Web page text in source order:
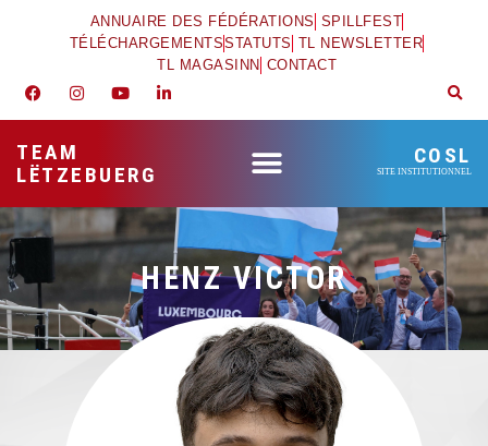
ANNUAIRE DES FÉDÉRATIONS SPILLFEST
TÉLÉCHARGEMENTSSTATUTS TL NEWSLETTER
TL MAGASINN CONTACT
TEAM
LËTZEBUERG
COSL
SITE INSTITUTIONNEL
HENZ VICTOR